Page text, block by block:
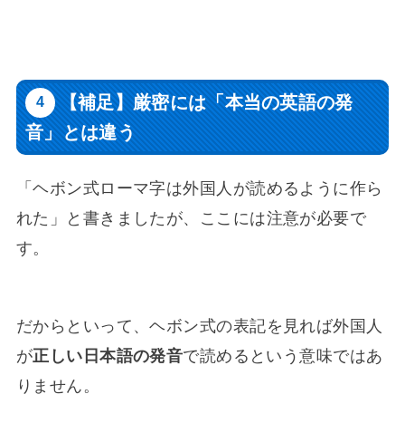
【補足】厳密には「本当の英語の発
音」とは違う
「ヘボン式ローマ字は外国人が読めるように作ら
れた」と書きましたが、ここには注意が必要で
す。
だからといって、ヘボン式の表記を見れば外国人
が正しい日本語の発音で読めるという意味ではあ
りません。